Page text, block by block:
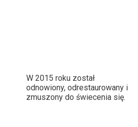
W 2015 roku został
odnowiony, odrestaurowany i
zmuszony do świecenia się.